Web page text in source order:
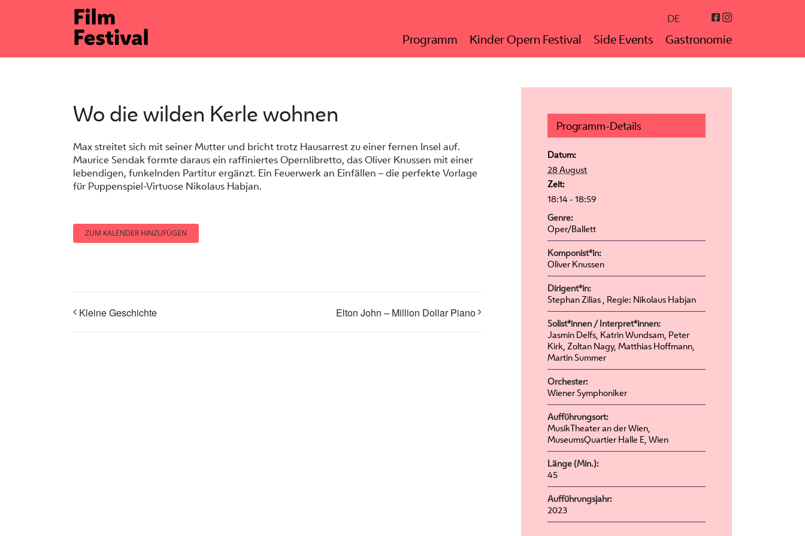
DE Facebook
Programm Kinder Opern Festival Side Events Gastronomie
Wo die wilden Kerle wohnen
Max streitet sich mit seiner Mutter und bricht trotz Hausarrest zu einer fernen Insel auf.
Maurice Sendak formte daraus ein raffiniertes Opernlibretto, das Oliver Knussen mit einer
lebendigen, funkelnden Partitur ergänzt. Ein Feuerwerk an Einfällen – die perfekte Vorlage
für Puppenspiel-Virtuose Nikolaus Habjan.
ZUM KALENDER HINZUFÜGEN
Kleine Geschichte Elton John – Million Dollar Piano
Programm-Details
Datum:
28 August
Zeit:
18:14 - 18:59
Genre:
Oper/Ballett
Komponist*in:
Oliver Knussen
Dirigent*in:
Stephan Zilias , Regie: Nikolaus Habjan
Solist*innen / Interpret*innen:
Jasmin Delfs, Katrin Wundsam, Peter
Kirk, Zoltan Nagy, Matthias Hoffmann,
Martin Summer
Orchester:
Wiener Symphoniker
Aufführungsort:
MusikTheater an der Wien,
MuseumsQuartier Halle E, Wien
Länge (Min.):
45
Aufführungsjahr:
2023